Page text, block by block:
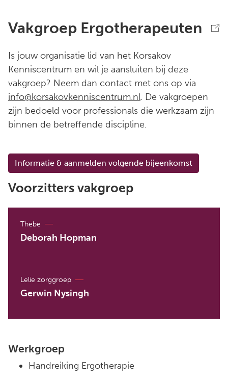
Vakgroep Ergotherapeuten
Is jouw organisatie lid van het Korsakov
Kenniscentrum en wil je aansluiten bij deze
vakgroep? Neem dan contact met ons op via
info@korsakovkenniscentrum.nl. De vakgroepen
zijn bedoeld voor professionals die werkzaam zijn
binnen de betreffende discipline.
Informatie & aanmelden volgende bijeenkomst
Voorzitters vakgroep
Thebe
Deborah Hopman
Lelie zorggroep
Gerwin Nysingh
Werkgroep
Handreiking Ergotherapie